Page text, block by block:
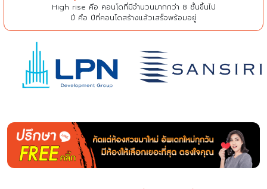
High rise คือ คอนโดที่มีจำนวนมากกว่า 8 ชั้นขึ้นไป
ปี คือ ปีที่คอนโดสร้างแล้วเสร็จพร้อมอยู่